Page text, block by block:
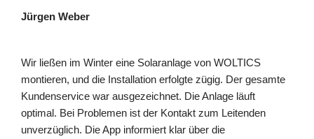
Jürgen Weber
Wir ließen im Winter eine Solaranlage von WOLTICS
montieren, und die Installation erfolgte zügig. Der gesamte
Kundenservice war ausgezeichnet. Die Anlage läuft
optimal. Bei Problemen ist der Kontakt zum Leitenden
unverzüglich. Die App informiert klar über die